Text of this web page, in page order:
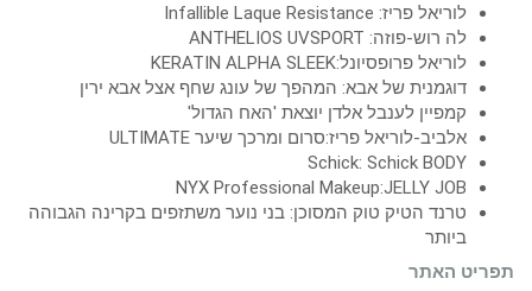
לוריאל פריז: Infallible Laque Resistance
לה רוש-פוזה: ANTHELIOS UVSPORT
לוריאל פרופסיונל:KERATIN ALPHA SLEEK
דוגמנית של אבא: המהפך של עונג שחף אצל אבא ירין
קמפיין לענבל אלדן יוצאת 'האח הגדול'
אלביב-לוריאל פריז:סרום ומרכך שיער ULTIMATE
Schick: Schick BODY
NYX Professional Makeup:JELLY JOB
טרנד הטיק טוק המסוכן: בני נוער משתזפים בקרינה הגבוהה
ביותר
תפריט האתר